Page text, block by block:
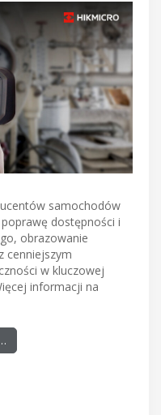
samochodów
dostępności i
obrazowanie
cenniejszym
w kluczowej
informacji na